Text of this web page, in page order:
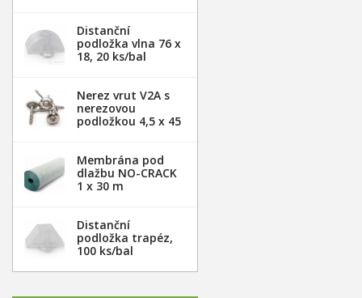
Distanční
podložka vlna 76 x
18, 20 ks/bal
Nerez vrut V2A s
nerezovou
podložkou 4,5 x 45
Membrána pod
dlažbu NO-CRACK
1 x 30 m
Distanční
podložka trapéz,
100 ks/bal